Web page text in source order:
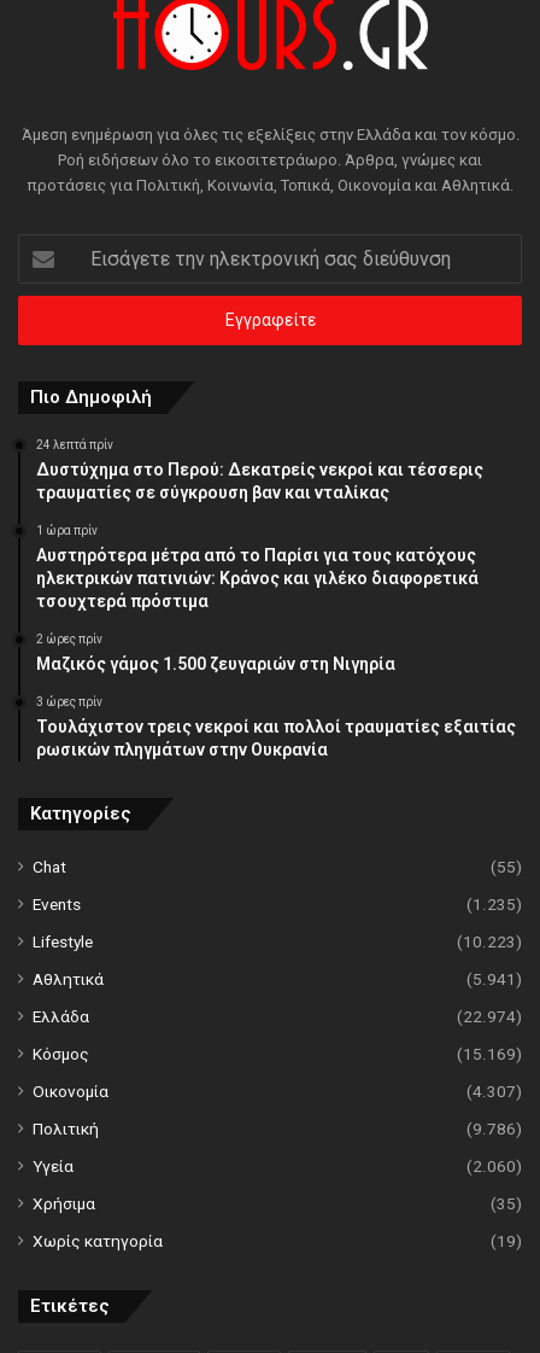
Άμεση ενημέρωση για όλες τις εξελίξεις στην Ελλάδα και τον κόσμο.
Ροή ειδήσεων όλο το εικοσιτετράωρο. Άρθρα, γνώμες και
προτάσεις για Πολιτική, Κοινωνία, Τοπικά, Οικονομία και Αθλητικά.
Εισάγετε
την
ηλεκτρονική
διεύθυνση
Πιο Δημοφιλή
24 λεπτά πρίν
Δυστύχημα στο Περού: Δεκατρείς νεκροί και τέσσερις
τραυματίες σε σύγκρουση βαν και νταλίκας
1 ώρα πρίν
Αυστηρότερα μέτρα από το Παρίσι για τους κατόχους
ηλεκτρικών πατινιών: Κράνος και γιλέκο διαφορετικά
τσουχτερά πρόστιμα
2 ώρες πρίν
Μαζικός γάμος 1.500 ζευγαριών στη Νιγηρία
3 ώρες πρίν
Τουλάχιστον τρεις νεκροί και πολλοί τραυματίες εξαιτίας
ρωσικών πληγμάτων στην Ουκρανία
Κατηγορίες
Chat
(55)
Events
(1.235)
Lifestyle
(10.223)
Αθλητικά
(5.941)
Ελλάδα
(22.974)
Κόσμος
(15.169)
Οικονομία
(4.307)
Πολιτική
(9.786)
Υγεία
(2.060)
Χρήσιμα
(35)
Χωρίς κατηγορία
(19)
Ετικέτες